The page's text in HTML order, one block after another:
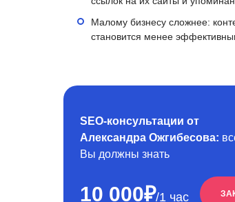
Малому бизнесу сложнее:
становится менее
SEO-консультации от
Александра Ожгибесова:
Вы должны знать
10 000₽/1 час